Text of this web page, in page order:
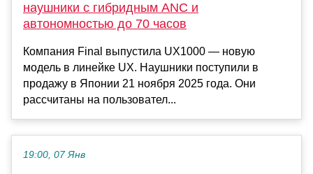
наушники с гибридным ANC и
автономностью до 70 часов
Компания Final выпустила UX1000 — новую
модель в линейке UX. Наушники поступили в
продажу в Японии 21 ноября 2025 года. Они
рассчитаны на пользовател...
19:00, 07 Янв